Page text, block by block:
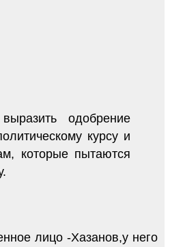
одобрение
курсу и
которые пытаются
лицо -Хазанов,у него